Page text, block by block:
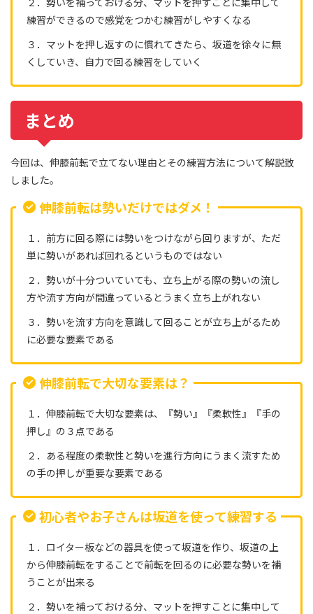
練習ができるので感覚をつかむ練習がしやすくなる
３．マットを押し返すのに慣れてきたら、坂道を徐々に無
くしていき、自力で回る練習をしていく
まとめ
今回は、伸膝前転で立てない理由とその練習方法について解説致
しました。
伸膝前転は勢いだけではダメ！
１．前方に回る際には勢いをつけながら回りますが、ただ
単に勢いがあれば回れるというものではない
２．勢いが十分ついていても、立ち上がる際の勢いの流し
方や流す方向が間違っているとうまく立ち上がれない
３．勢いを流す方向を意識して回ることが立ち上がるため
に必要な要素である
伸膝前転で大切な要素は？
１．伸膝前転で大切な要素は、『勢い』『柔軟性』『手の
押し』の３点である
２．ある程度の柔軟性と勢いを進行方向にうまく流すため
の手の押しが重要な要素である
初心者やお子さんは坂道を使って練習する
１．ロイター板などの器具を使って坂道を作り、坂道の上
から伸膝前転をすることで前転を回るのに必要な勢いを補
うことが出来る
２．勢いを補っておける分、マットを押すことに集中して